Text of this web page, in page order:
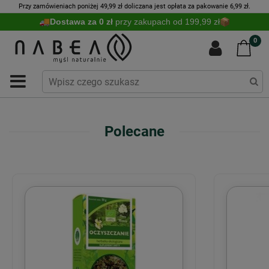
Przy zamówieniach poniżej 49,99 zł doliczana jest opłata za pakowanie 6,99 zł.
Dostawa za 0 zł przy zakupach od 199,99 zł
0
Polecane